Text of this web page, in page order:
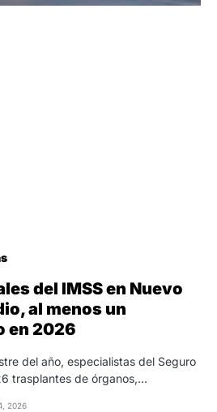
del IMSS en Nuevo
al menos un
en 2026
del año, especialistas del Seguro
trasplantes de órganos,…
2026